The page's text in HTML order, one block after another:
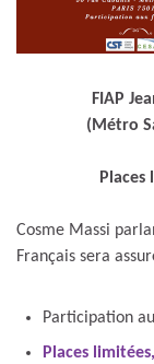
FIAP
(Métro
Places
Cosme Massi
Français sera
Participation
Places limitées,